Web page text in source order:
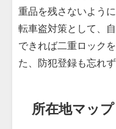
重品を残さないよう
転車盗対策として、
できれば二重ロック
た、防犯登録も忘れ
所在地マップ